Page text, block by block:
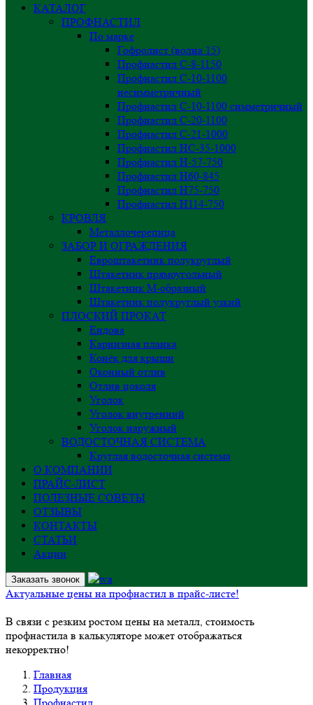
КАТАЛОГ
ПРОФНАСТИЛ
По марке
Гофролист (волна 15)
Профнастил С-8-1150
Профнастил С-10-1100
несимметричный
Профнастил С-10-1100 симметричный
Профнастил С-20-1100
Профнастил С-21-1000
Профнастил НС-35-1000
Профнастил H-57-750
Профнастил Н60-845
Профнастил Н75-750
Профнастил Н114-750
КРОВЛЯ
Металлочерепица
ЗАБОР И ОГРАЖДЕНИЯ
Евроштакетник полукруглый
Штакетник прямоугольный
Штакетник М-образный
Штакетник полукруглый узкий
ПЛОСКИЙ ПРОКАТ
Ендова
Карнизная планка
Конёк для крыши
Оконный отлив
Отлив цоколя
Уголок
Уголок внутренний
Уголок наружный
ВОДОСТОЧНАЯ СИСТЕМА
Круглая водосточная система
О КОМПАНИИ
ПРАЙС-ЛИСТ
ПОЛЕЗНЫЕ СОВЕТЫ
ОТЗЫВЫ
КОНТАКТЫ
СТАТЬИ
Акции
Заказать звонок
Актуальные цены на профнастил в прайс-листе!
В связи с резким ростом цены на металл, стоимость
профнастила в калькуляторе может отображаться
некорректно!
Главная
Продукция
Профнастил